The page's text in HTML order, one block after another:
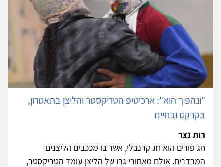
"ונהפוך הוא": ארכיטיפ הטריקסטר והליצן בתאטרון,
בקרקס ובחיים
רות נצר
חג פורים הוא חג קרנבלי, אשר בו מככבים הליצנים
המבדרים. אולם מאחורי גבו של הליצן עומד הטריקסטר,